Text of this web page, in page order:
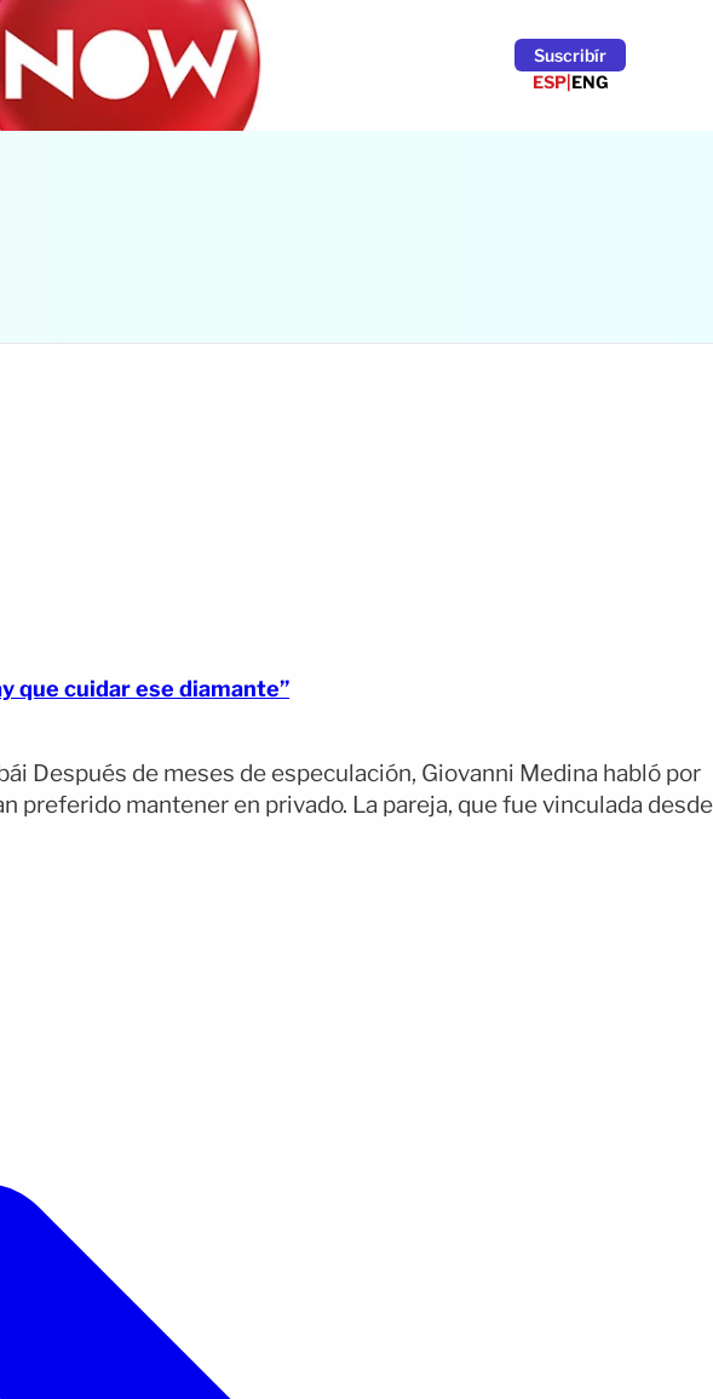
Suscribír
ESP|ENG
que cuidar ese diamante”
Después de meses de especulación, Giovanni Medina habló por
preferido mantener en privado. La pareja, que fue vinculada desde